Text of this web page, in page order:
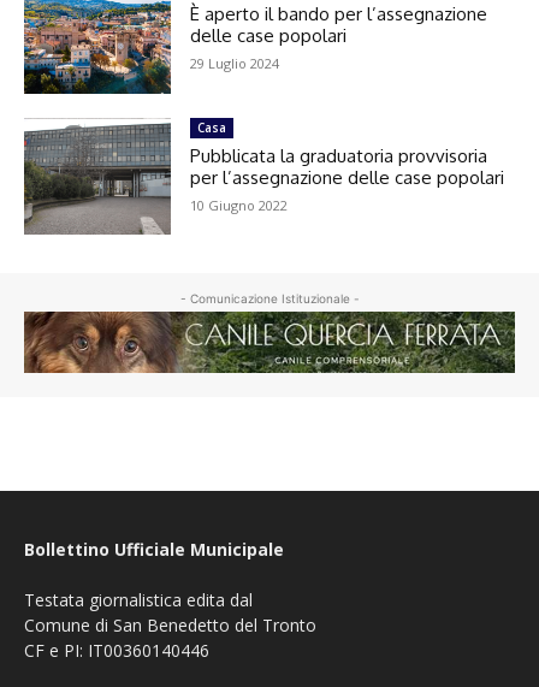
È aperto il bando per l’assegnazione
delle case popolari
29 Luglio 2024
Casa
Pubblicata la graduatoria provvisoria
per l’assegnazione delle case popolari
10 Giugno 2022
- Comunicazione Istituzionale -
Bollettino Ufficiale Municipale
Testata giornalistica edita dal
Comune di San Benedetto del Tronto
CF e PI: IT00360140446